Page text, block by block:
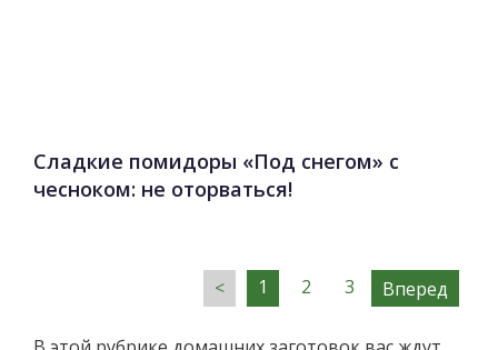
Сладкие помидоры «Под снегом» с
чесноком: не оторваться!
1 2 3 Вперед